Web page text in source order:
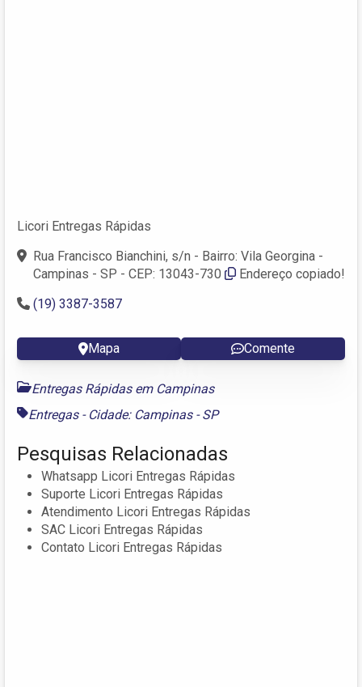
Licori Entregas Rápidas
Rua Francisco Bianchini, s/n - Bairro: Vila Georgina -
Campinas - SP - CEP: 13043-730
Endereço copiado!
(19) 3387-3587
Mapa Comente
Entregas Rápidas em Campinas
Entregas - Cidade: Campinas - SP
Pesquisas Relacionadas
Whatsapp Licori Entregas Rápidas
Suporte Licori Entregas Rápidas
Atendimento Licori Entregas Rápidas
SAC Licori Entregas Rápidas
Contato Licori Entregas Rápidas